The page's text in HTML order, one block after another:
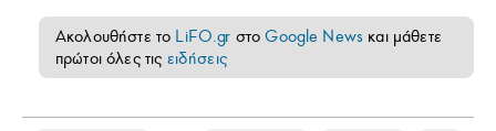
Ακολουθήστε το LiFO.gr στοGoogle News και μάθετε
πρώτοι όλες τις ειδήσεις